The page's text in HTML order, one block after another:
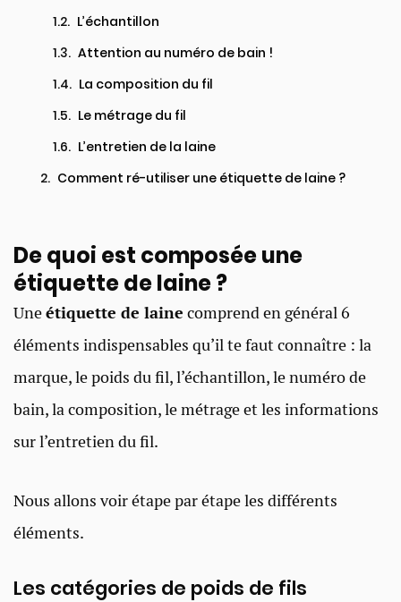
L’échantillon​
Attention au numéro de bain !​
La composition du fil​
Le métrage du fil​
L’entretien de la laine​
Comment ré-utiliser une étiquette de laine ?
De quoi est composée une
étiquette de laine ?​
Uneétiquette de laine comprend en général 6
éléments indispensables qu’il te faut connaître : la
marque, le poids du fil, l’échantillon, le numéro de
bain, la composition, le métrage et les informations
sur l’entretien du fil.
Nous allons voir étape par étape les différents
éléments.
Les catégories de poids de fils